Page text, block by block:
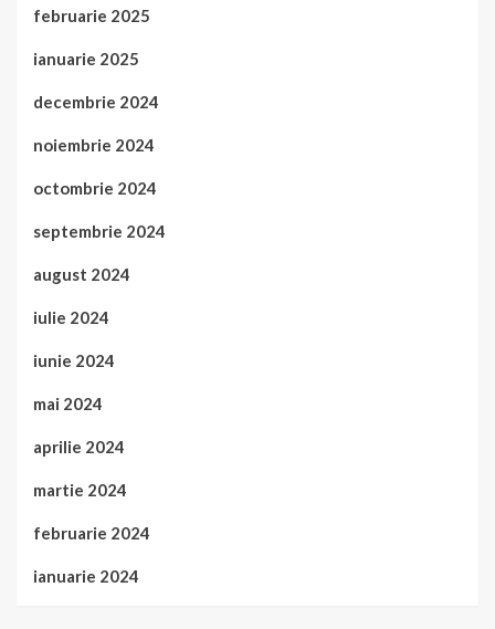
februarie 2025
ianuarie 2025
decembrie 2024
noiembrie 2024
octombrie 2024
septembrie 2024
august 2024
iulie 2024
iunie 2024
mai 2024
aprilie 2024
martie 2024
februarie 2024
ianuarie 2024